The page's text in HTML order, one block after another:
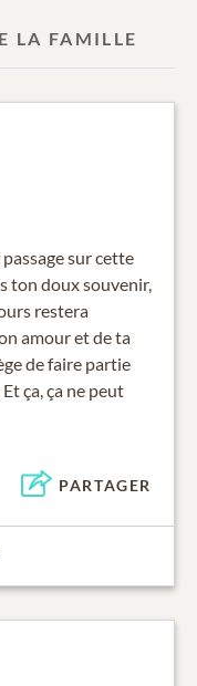
LA FAMILLE
sur cette
ton doux souvenir,
restera
amour et de ta
de faire partie
ça, ça ne peut
PARTAGER